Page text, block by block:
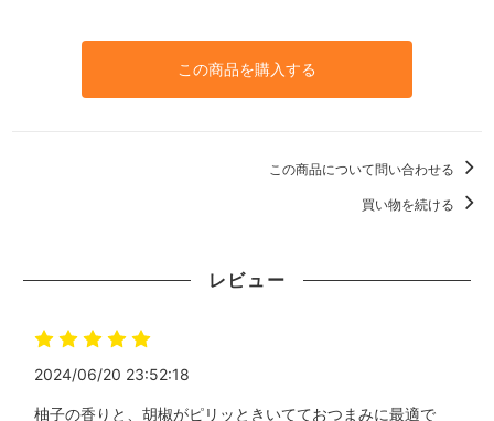
この商品を購入する
この商品について問い合わせる
買い物を続ける
レビュー
2024/06/20 23:52:18
柚子の香りと、胡椒がピリッときいてておつまみに最適で